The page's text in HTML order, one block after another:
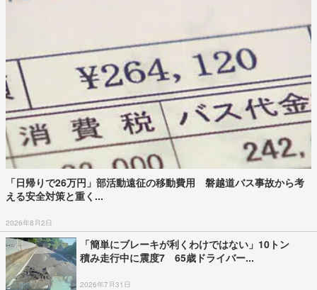
「日帰りで26万円」部活動遠征の移動費用 磐越道バス事故から考
える安全対策と重く...
2026年8月2日
「簡単にブレーキが利くわけではない」10トン
積み走行中に震度7 65歳ドライバー...
2026年7月31日